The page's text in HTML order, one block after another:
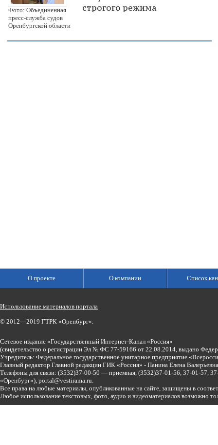
Фото: Объединенная
пресс-служба судов
Оренбургской области
строгого режима
О проекте О компании Список
Использование материалов портала
© 2012—2019 ГТРК «Оренбург».
Сетевое издание «Государственный Интернет-Канал «Россия»
(свидетельство о регистрации Эл № ФС 77-59166 от 22.08.2014, выдано
Учредитель: Федеральное государственное унитарное предприятие
Главный редактор Главной редакции ГИК «Россия» - Панина Елена
Телефоны для связи: (3532)37-00-50 — приемная, (3532)37-01-56, 37-01-57,
«Оренбург»), portal@vestirama.ru.
Все права на любые материалы, опубликованные на сайте, защищены в
Любое использование текстовых, фото, аудио и видеоматериалов возможно